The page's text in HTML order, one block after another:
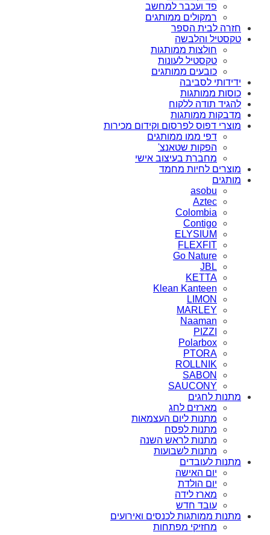
פד ועכבר למחשב
רמקולים ממותגים
חזרה לבית הספר
טקסטיל והלבשה
חולצות ממותגות
טקסטיל לעונות
כובעים ממותגים
ידידותי לסביבה
כוסות ממותגות
להגיד תודה ללקוח
מדבקות ממותגות
מוצרי דפוס לפרסום וקידום מכירות
דפי ממו ממותגים
הפקות שטאנצ'
מחברת בעיצוב אישי
מוצרים לחיות מחמד
מותגים
asobu
Aztec
Colombia
Contigo
ELYSIUM
FLEXFIT
Go Nature
JBL
KETTA
Klean Kanteen
LIMON
MARLEY
Naaman
PIZZI
Polarbox
PTORA
ROLLNIK
SABON
SAUCONY
מתנות לחגים
מארזים לחג
מתנות ליום העצמאות
מתנות לפסח
מתנות לראש השנה
מתנות לשבועות
מתנות לעובדים
יום האישה
יום הולדת
מארז לידה
עובד חדש
מתנות ממותגות לכנסים ואירועים
מחזיקי מפתחות